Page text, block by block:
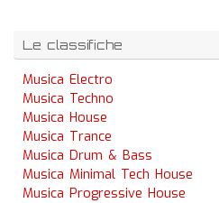
Le classifiche
Musica Electro
Musica Techno
Musica House
Musica Trance
Musica Drum & Bass
Musica Minimal Tech House
Musica Progressive House